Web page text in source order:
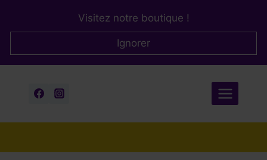
Visitez notre boutique !
Ignorer